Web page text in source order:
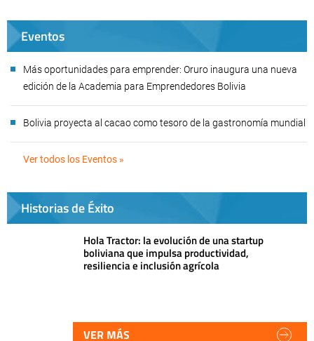
Eventos
Más oportunidades para emprender: Oruro inaugura una nueva
edición de la Academia para Emprendedores Bolivia
Bolivia proyecta al cacao como tesoro de la gastronomía mundial
Ver todos los Eventos »
Historias de Éxito
Hola Tractor: la evolución de una startup
boliviana que impulsa productividad,
resiliencia e inclusión agrícola
VER MÁS